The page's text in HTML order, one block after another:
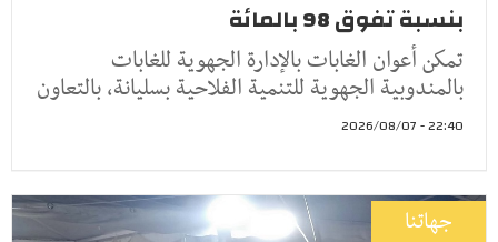
بنسبة تفوق 98 بالمائة
تمكن أعوان الغابات بالإدارة الجهوية للغابات
بالمندوبية الجهوية للتنمية الفلاحية بسليانة، بالتعاون
22:40 - 2026/08/07
جهاتنا